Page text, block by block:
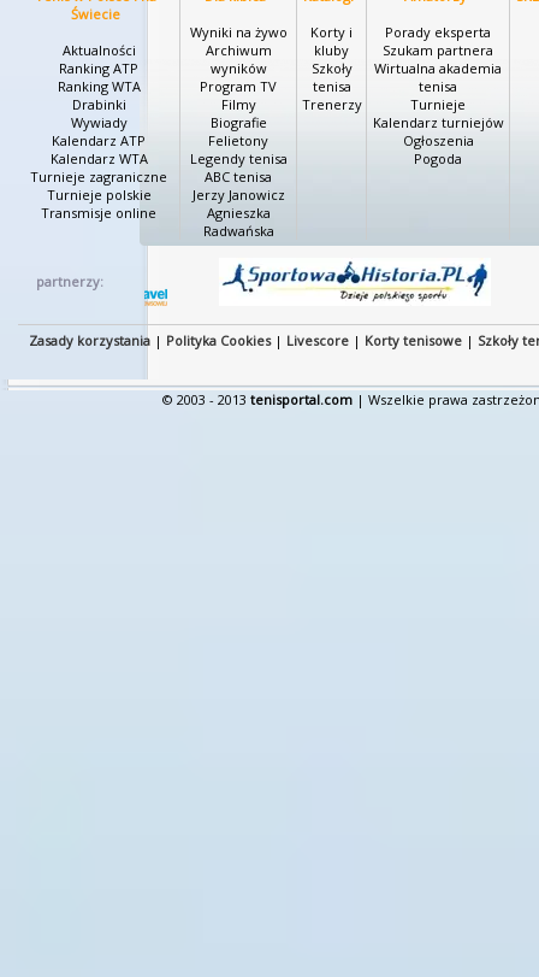
Świecie
Aktualności
Ranking ATP
Ranking WTA
Drabinki
Wywiady
Kalendarz ATP
Kalendarz WTA
Turnieje zagraniczne
Turnieje polskie
Transmisje online
Wyniki na żywo
Archiwum
wyników
Program TV
Filmy
Biografie
Felietony
Legendy tenisa
ABC tenisa
Jerzy Janowicz
Agnieszka
Radwańska
Korty i
kluby
Szkoły
tenisa
Trenerzy
Porady eksperta
Szukam partnera
Wirtualna akademia
tenisa
Turnieje
Kalendarz turniejów
Ogłoszenia
Pogoda
partnerzy:
Zasady korzystania | Polityka Cookies| Livescore | Korty tenisowe | Szkoły
© 2003 - 2013 tenisportal.com | Wszelkie prawa